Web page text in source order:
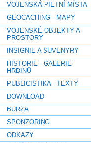
VOJENSKÁ PIETNÍ MÍSTA
GEOCACHING - MAPY
VOJENSKÉ OBJEKTY A
PROSTORY
INSIGNIE A SUVENYRY
HISTORIE - GALERIE
HRDINŮ
PUBLICISTIKA - TEXTY
DOWNLOAD
BURZA
SPONZORING
ODKAZY